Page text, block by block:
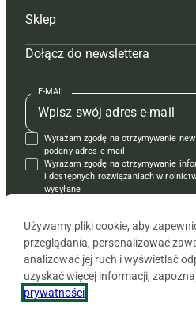
Tagi
Mapa serwisu
Kontakt
Regulamin
Polityka prywatności
Hoduj z głową świnie
Prenumerata
Redakcja
Kontakt
Reklama
Redakcja
Prenumerata
Reklama
Kontakt
Krzyżówki
Sklep
Czasopisma i prenumerata
Książki
Regulamin
Dołącz do newslettera
E-MAIL
Wyrażam zgodę na otrzymywanie
podany adres e-mail.
Wyrażam zgodę na otrzymywanie
i dostępnych rozwiązaniach w
wysyłane
Używamy pliki cookie, aby
przeglądania, personalizować
analizować jej ruch i wyświetlać
uzyskać więcej informacji,
prywatności